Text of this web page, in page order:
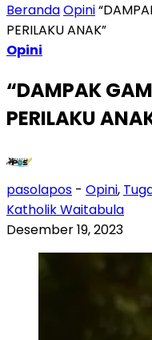
BerandaOpini
PERILAKU ANAK”
Opini
“DAMPAK
PERILAKU
pasolapos - Opini,
Katholik Waitabula
Desember 19, 2023